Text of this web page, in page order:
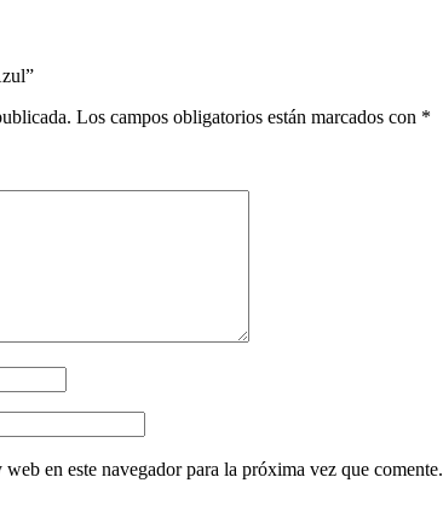
Los campos obligatorios están marcados con *
en este navegador para la próxima vez que comente.